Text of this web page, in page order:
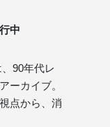
中
、90年代レ
ーカイブ。
点から、消